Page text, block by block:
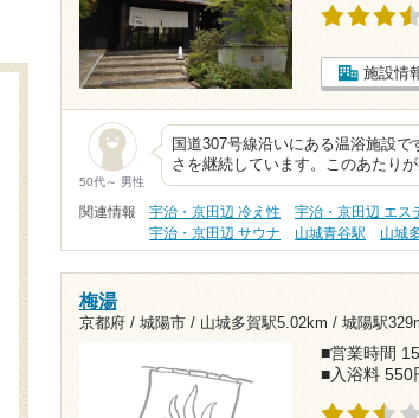
施設情
50代～ 男性
国道307号線沿いにある温浴施設
さを継続しています。このあたり
関連情報 宇治・京田辺 冷え性 宇治・京田辺 エス
宇治・京田辺 サウナ
山城青谷駅 山城
梅湯
京都府 / 城陽市 / 山城多賀駅5.02km / 城陽駅
■営業時間
■入浴料 550